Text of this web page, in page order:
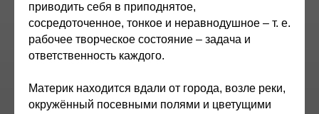
приводить себя в приподнятое,
сосредоточенное, тонкое и неравнодушное – т. е.
рабочее творческое состояние – задача и
ответственность каждого.
Материк находится вдали от города, возле реки,
окружённый посевными полями и цветущими